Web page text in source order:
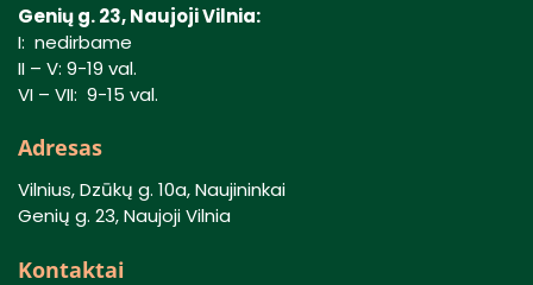
Genių g. 23, Naujoji Vilnia:
I: nedirbame
II – V: 9-19 val.
VI – VII: 9-15 val.
Adresas
Vilnius, Dzūkų g. 10a, Naujininkai
Genių g. 23, Naujoji Vilnia
Kontaktai